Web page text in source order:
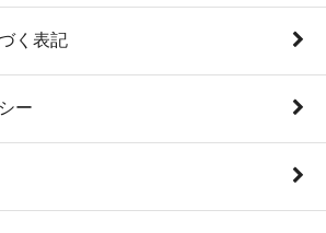
く表記
ー